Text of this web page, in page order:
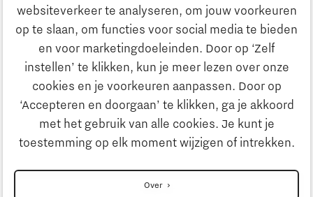
websiteverkeer te analyseren, om jouw voorkeuren
op te slaan, om functies voor social media te bieden
en voor marketingdoeleinden. Door op ‘Zelf
instellen’ te klikken, kun je meer lezen over onze
cookies en je voorkeuren aanpassen. Door op
‘Accepteren en doorgaan’ te klikken, ga je akkoord
met het gebruik van alle cookies. Je kunt je
toestemming op elk moment wijzigen of intrekken.
Over
Innovatie
Ondernemen
Onderwijs
Strategie & Organisatie
Zoeken
Contact
Naar internationale website